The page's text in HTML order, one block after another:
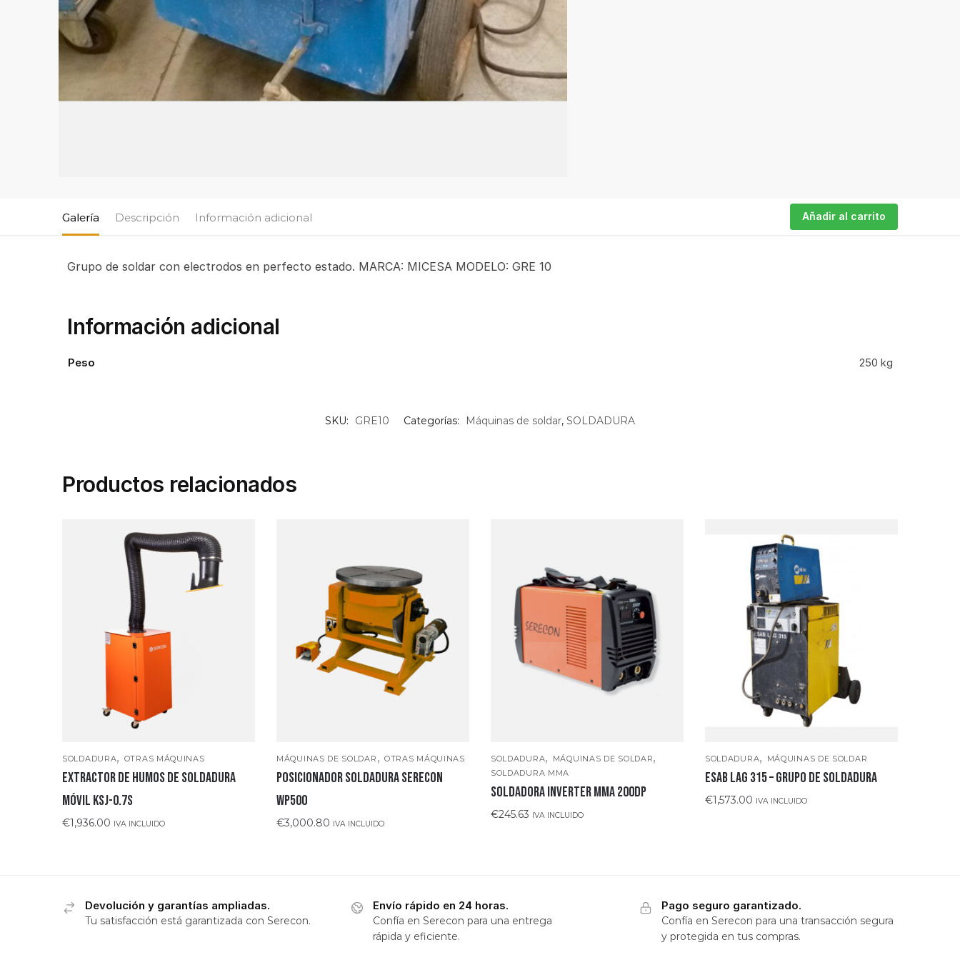
Galería Descripción Información adicional Añadir al carrito
Grupo de soldar con electrodos en perfecto estado. MARCA: MICESA MODELO: GRE 10
Información adicional
Peso 250 kg
SKU: GRE10 Categorías: Máquinas de soldar, SOLDADURA
Productos relacionados
SOLDADURA, OTRAS MÁQUINAS
EXTRACTOR DE HUMOS DE SOLDADURA
MÓVIL KSJ-0.7S
€1,936.00 IVA INCLUIDO
MÁQUINAS DE SOLDAR ,OTRAS MÁQUINAS
POSICIONADOR SOLDADURA SERECON
WP500
€3,000.80 IVA INCLUIDO
SOLDADURA, MÁQUINAS DE SOLDAR,
SOLDADURA MMA
SOLDADORA INVERTER MMA 200DP
€245.63 IVA INCLUIDO
SOLDADURA, MÁQUINAS DE SOLDAR
ESAB LAG 315 – GRUPO DE SOLDADURA
€1,573.00 IVA INCLUIDO
Devolución y garantías ampliadas.
Tu satisfacción está garantizada con Serecon.
Envío rápido en 24 horas.
Confía en Serecon para una entrega
rápida y eficiente.
Pago seguro garantizado.
Confía en Serecon para una transacción segura
y protegida en tus compras.